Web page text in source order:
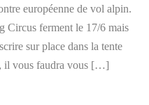
européenne de vol alpin.
Circus ferment le 17/6 mais
sur place dans la tente
il vous faudra vous […]